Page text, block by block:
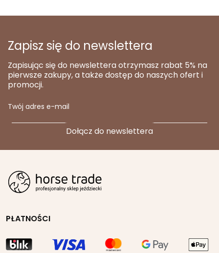
Zapisz się do newslettera
Zapisując się do newslettera otrzymasz rabat 5% na
pierwsze zakupy, a także dostęp do naszych ofert i
promocji.
Twój adres e-mail
PŁATNOŚCI